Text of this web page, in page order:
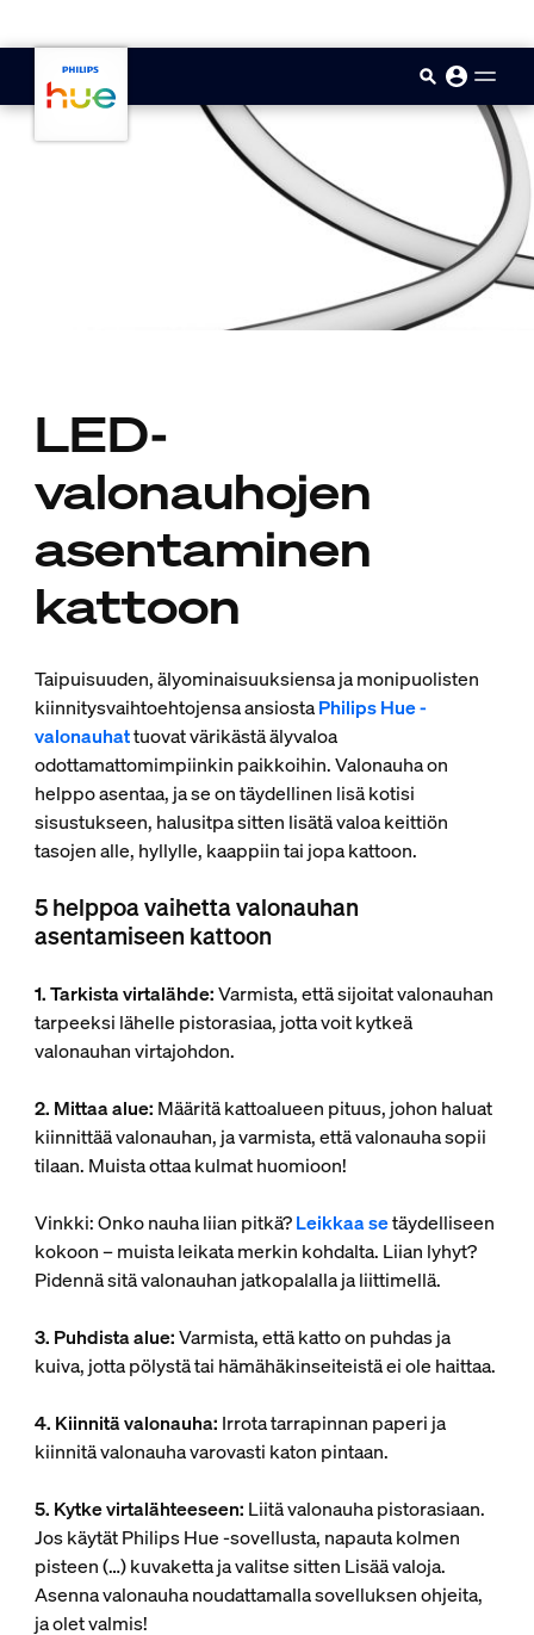
LED-
valonauhojen
asentaminen
kattoon
Taipuisuuden, älyominaisuuksiensa ja monipuolisten
kiinnitysvaihtoehtojensa ansiostaPhilips Hue -
valonauhattuovat värikästä älyvaloa
odottamattomimpiinkin paikkoihin. Valonauha on
helppo asentaa, ja se on täydellinen lisä kotisi
sisustukseen, halusitpa sitten lisätä valoa keittiön
tasojen alle, hyllylle, kaappiin tai jopa kattoon.
5 helppoa vaihetta valonauhan
asentamiseen kattoon
1. Tarkista virtalähde:Varmista, että sijoitat valonauhan
tarpeeksi lähelle pistorasiaa, jotta voit kytkeä
valonauhan virtajohdon.
2. Mittaa alue: Määritä kattoalueen pituus, johon haluat
kiinnittää valonauhan, ja varmista, että valonauha sopii
tilaan. Muista ottaa kulmat huomioon!
Vinkki: Onko nauha liian pitkä?Leikkaa setäydelliseen
kokoon – muista leikata merkin kohdalta. Liian lyhyt?
Pidennä sitä valonauhan jatkopalalla ja liittimellä.
3. Puhdista alue:Varmista, että katto on puhdas ja
kuiva, jotta pölystä tai hämähäkinseiteistä ei ole haittaa.
4. Kiinnitä valonauha: Irrota tarrapinnan paperi ja
kiinnitä valonauha varovasti katon pintaan.
5. Kytke virtalähteeseen: Liitä valonauha pistorasiaan.
Jos käytät Philips Hue -sovellusta, napauta kolmen
pisteen (…) kuvaketta ja valitse sitten Lisää valoja.
Asenna valonauha noudattamalla sovelluksen ohjeita,
ja olet valmis!